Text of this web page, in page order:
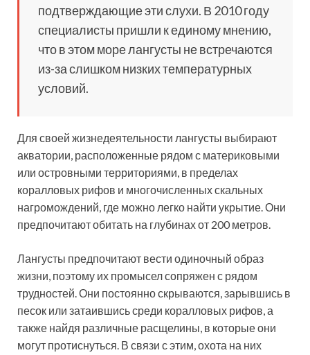
подтверждающие эти слухи. В 2010 году
специалисты пришли к единому мнению,
что в этом море лангусты не встречаются
из-за слишком низких температурных
условий.
Для своей жизнедеятельности лангусты выбирают
акватории, расположенные рядом с материковыми
или островными территориями, в пределах
коралловых рифов и многочисленных скальных
нагромождений, где можно легко найти укрытие. Они
предпочитают обитать на глубинах от 200 метров.
Лангусты предпочитают вести одиночный образ
жизни, поэтому их промысел сопряжен с рядом
трудностей. Они постоянно скрываются, зарывшись в
песок или затаившись среди коралловых рифов, а
также найдя различные расщелины, в которые они
могут протиснуться. В связи с этим, охота на них